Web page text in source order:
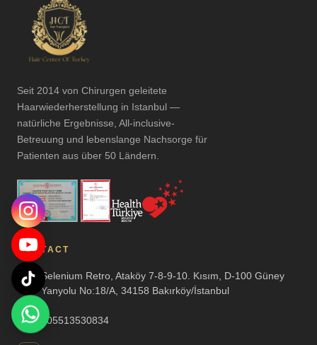
Seit 2014 von Chirurgen geleitete
Haarwiederherstellung in Istanbul —
natürliche Ergebnisse, All-inclusive-
Betreuung und lebenslange Nachsorge für
Patienten aus über 50 Ländern.
CONTACT
Selenium Retro, Ataköy 7-8-9-10. Kısım, D-100 Güney
Yanyolu No:18/A, 34158 Bakırköy/İstanbul
905513530834